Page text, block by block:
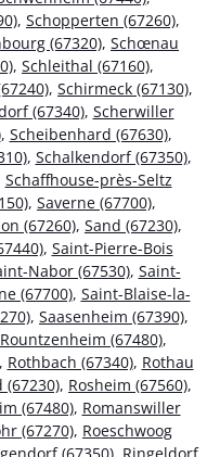
, Schopperten (67260),
(67320), Schœnau
, Schleithal (67160),
, Schirmeck (67130),
(67340), Scherwiller
, Scheibenhard (67630),
, Schalkendorf (67350),
Schaffhouse-près-Seltz
, Saverne (67700),
(67260), Sand (67230),
, Saint-Pierre-Bois
Nabor (67530), Saint-
(67700), Saint-Blaise-la-
, Saasenheim (67390),
Rountzenheim (67480),
Rothbach (67340), Rothau
(67230), Rosheim (67560),
(67480), Romanswiller
(67270), Roeschwoog